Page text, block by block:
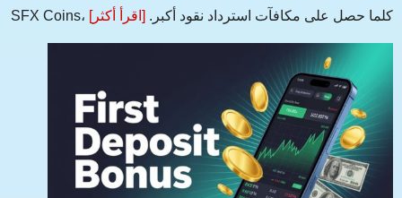
SFX Coins، كلما حصل على مكافآت استرداد نقود أكبر. [اقرأ أكثر]